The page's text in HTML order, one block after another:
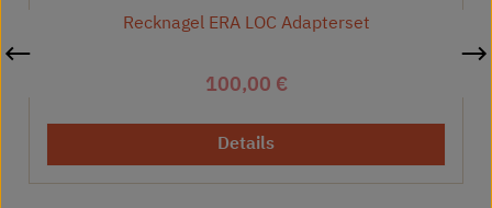
Recknagel ERA LOC Adapterset
Regulärer Preis:
100,00 €
Details